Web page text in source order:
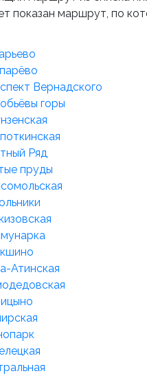
показан маршрут, по
Вернадского
горы
Ряд
пруды
Атинская